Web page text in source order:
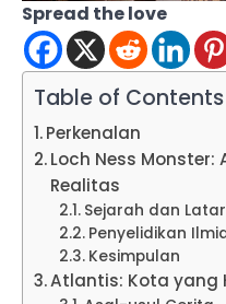
Spread the love
Table of Contents
Perkenalan
Loch Ness
Realitas
Sejarah dan
Penyelidikan
Kesimpulan
Atlantis: Kota yang